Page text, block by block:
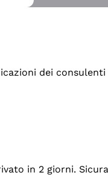
dei
in 2 giorni.